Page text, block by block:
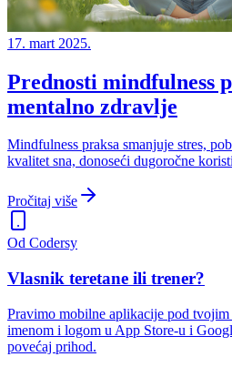
17. mart 2025.
Prednosti mindfulness
mentalno zdravlje
Mindfulness praksa smanjuje stres,
kvalitet sna, donoseći dugoročne
Pročitaj više
Od Codersy
Vlasnik teretane ili trener?
Pravimo mobilne aplikacije pod
imenom i logom u App Store-u i
povećaj prihod.